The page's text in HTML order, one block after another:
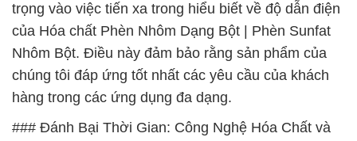
trọng vào việc tiến xa trong hiểu biết về độ dẫn điện
của Hóa chất Phèn Nhôm Dạng Bột | Phèn Sunfat
Nhôm Bột. Điều này đảm bảo rằng sản phẩm của
chúng tôi đáp ứng tốt nhất các yêu cầu của khách
hàng trong các ứng dụng đa dạng.
### Đánh Bại Thời Gian: Công Nghệ Hóa Chất và